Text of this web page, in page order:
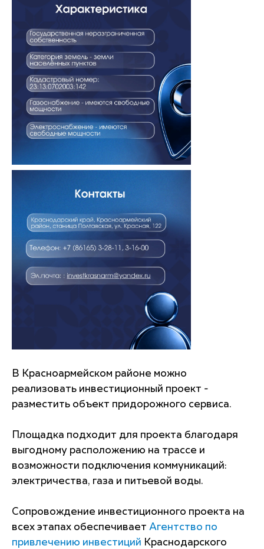
В Красноармейском районе можно
реализовать инвестиционный проект -
разместить объект придорожного сервиса.
Площадка подходит для проекта благодаря
выгодному расположению на трассе и
возможности подключения коммуникаций:
электричества, газа и питьевой воды.
Сопровождение инвестиционного проекта на
всех этапах обеспечивает Агентство по
привлечению инвестиций Краснодарского